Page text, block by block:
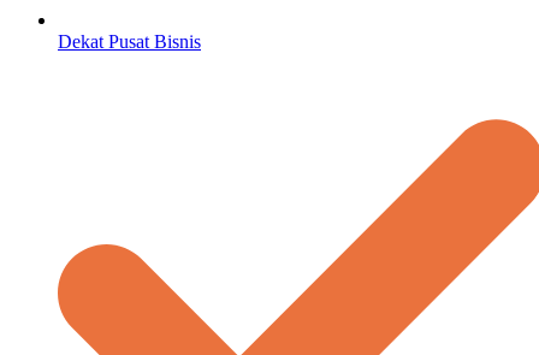
Dekat Pusat Bisnis